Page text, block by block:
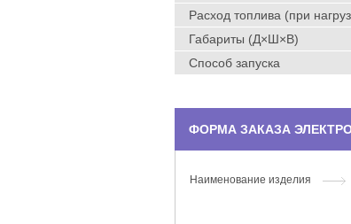
Расход топлива (при
Габариты (Д×Ш×В)
Способ запуска
ФОРМА ЗАКАЗА
Наименование изделия